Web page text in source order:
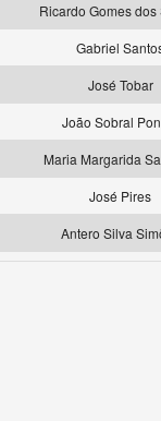
Ricardo Gomes dos
Gabriel
José Tobar
João Sobral
Maria Margarida
José Pires
Antero Silva